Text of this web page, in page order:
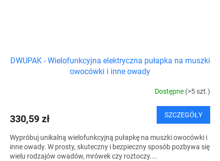
DWUPAK - Wielofunkcyjna elektryczna pułapka na muszki
owocówki i inne owady
Dostępne (>5 szt.)
330,59 zł SZCZEGÓŁY
Wypróbuj unikalną wielofunkcyjną pułapkę na muszki owocówki i
inne owady. W prosty, skuteczny i bezpieczny sposób pozbywa się
wielu rodzajów owadów, mrówek czy roztoczy....